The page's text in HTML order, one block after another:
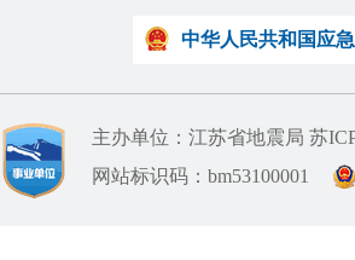
中华人民共和国应
主办单位：江苏省地震局 苏
网站标识码：bm53100001